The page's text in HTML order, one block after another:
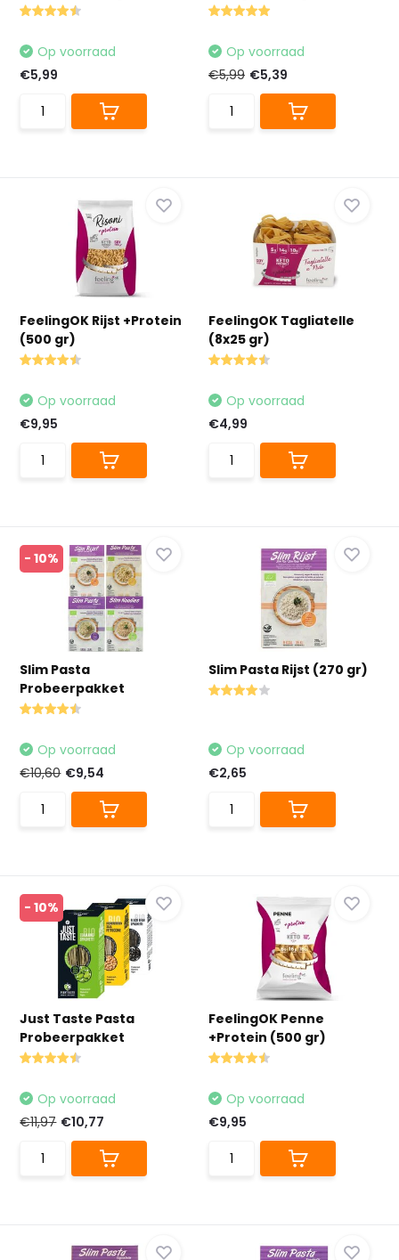
Op voorraad
€5,99
Op voorraad
€5,99 €5,39
FeelingOK Rijst +Protein
(500 gr)
Op voorraad
€9,95
FeelingOK Tagliatelle
(8x25 gr)
Op voorraad
€4,99
- 10%
Slim Pasta
Probeerpakket
Op voorraad
€10,60 €9,54
Slim Pasta Rijst (270 gr)
Op voorraad
€2,65
- 10%
Just Taste Pasta
Probeerpakket
Op voorraad
€11,97 €10,77
FeelingOK Penne
+Protein (500 gr)
Op voorraad
€9,95